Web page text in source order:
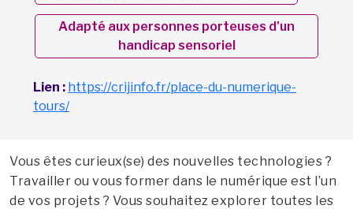
Adapté aux personnes porteuses d'un
handicap sensoriel
Lien : https://crijinfo.fr/place-du-numerique-
tours/
Vous êtes curieux(se) des nouvelles technologies ?
Travailler ou vous former dans le numérique est l’un
de vos projets ? Vous souhaitez explorer toutes les